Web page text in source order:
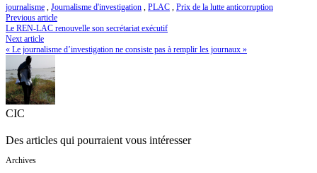
journalisme Journalisme d'investigation PLAC
Prix de la lutte anticorruption
Previous article
Le REN-LAC renouvelle son secrétariat exécutif
Next article
« Le journalisme d’investigation ne consiste pas à remplir les journaux »
CIC
Des articles qui pourraient vous intéresser
Archives